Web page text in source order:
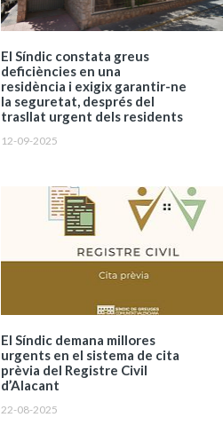
El Síndic constata greus
deficiències en una
residència i exigix garantir-ne
la seguretat, després del
trasllat urgent dels residents
12-09-2025
El Síndic demana millores
urgents en el sistema de cita
prèvia del Registre Civil
d’Alacant
22-08-2025